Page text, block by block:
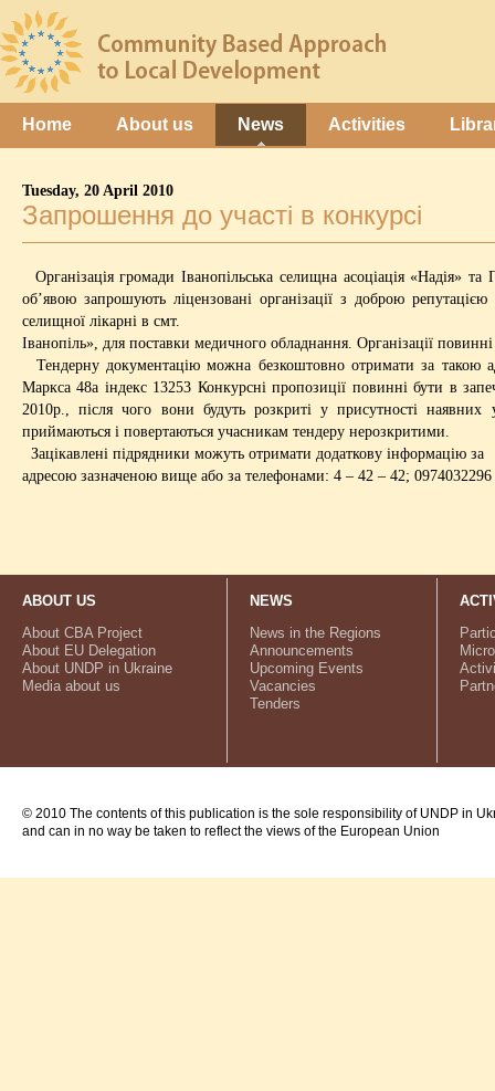
Home About us News Activities
Tuesday, 20 April 2010
Запрошення до участі в конкурсі
Організація громади Іванопільська селищна асоціація
об’явою запрошують ліцензовані організації з доброю
селищної лікарні в смт.
Іванопіль», для поставки медичного обладнання. Організації
Тендерну документацію можна безкоштовно отримати за такою
Маркса 48а індекс 13253 Конкурсні пропозиції повинні бути в
2010р., після чого вони будуть розкриті у присутності наявних
приймаються і повертаються учасникам тендеру нерозкритими.
Зацікавлені підрядники можуть отримати додаткову інформацію за
адресою зазначеною вище або за телефонами: 4 – 42 – 42; 0974032296
ABOUT US
About CBA Project
About EU Delegation
About UNDP in Ukraine
Media about us
NEWS
News in the Regions
Announcements
Upcoming Events
Vacancies
Tenders
© 2010 The contents of this publication is the sole responsibility of UNDP in
and can in no way be taken to reflect the views of the European Union